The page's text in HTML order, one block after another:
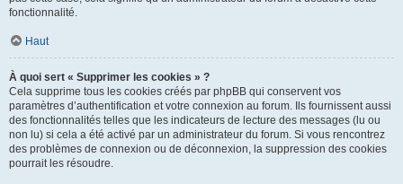
fonctionnalité.
Haut
À quoi sert « Supprimer les cookies » ?
Cela supprime tous les cookies créés par phpBB qui conservent vos
paramètres d’authentification et votre connexion au forum. Ils fournissent aussi
des fonctionnalités telles que les indicateurs de lecture des messages (lu ou
non lu) si cela a été activé par un administrateur du forum. Si vous rencontrez
des problèmes de connexion ou de déconnexion, la suppression des cookies
pourrait les résoudre.